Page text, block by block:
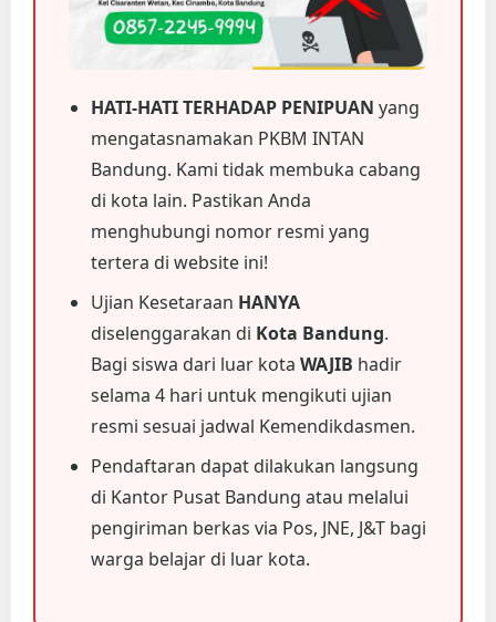
HATI-HATI TERHADAP PENIPUAN yang
mengatasnamakan PKBM INTAN
Bandung. Kami tidak membuka cabang
di kota lain. Pastikan Anda
menghubungi nomor resmi yang
tertera di website ini!
Ujian Kesetaraan HANYA
diselenggarakan di Kota Bandung.
Bagi siswa dari luar kota WAJIB hadir
selama 4 hari untuk mengikuti ujian
resmi sesuai jadwal Kemendikdasmen.
Pendaftaran dapat dilakukan langsung
di Kantor Pusat Bandung atau melalui
pengiriman berkas via Pos, JNE, J&T bagi
warga belajar di luar kota.